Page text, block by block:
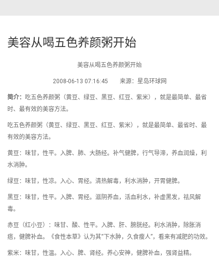
美容从喝五色养颜粥开始
美容从喝五色养颜粥开始
2008-06-13 07:16:45 来源：星岛环球网
简介： 吃五色养颜粥（黄豆、绿豆、黑豆、红豆、紫米），就是最简单、最省
时、最有效的美容方法。
吃五色养颜粥（黄豆、绿豆、黑豆、红豆、紫米），就是最简单、最省时、最
有效的美容方法。
黄豆：味甘，性平。入脾、肺、大肠经。补气健脾，行气导滞，养血润燥，利
水消肿。
绿豆：味甘，性凉。入心、胃经。清热解毒，利水消肿，开胃健脾。
黑豆：味甘，性平。入脾、胃经。滋阴养血，活血利水，补虚黑发，祛风解
毒。
赤豆（红小豆）：味甘、酸、性平。入脾、肝、膀胱经。利水消肿，除胀消
痞，健脾补血。《食性本草》认为其“下水肿，久食瘦人”，看来有减肥的功效。
紫米：味甘，性温。入心、脾、肾经。养心安神，健脾补血，强肾益精。